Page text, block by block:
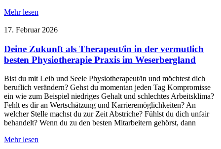
Mehr lesen
17. Februar 2026
Deine Zukunft als Therapeut/in in der vermutlich
besten Physiotherapie Praxis im Weserbergland
Bist du mit Leib und Seele Physiotherapeut/in und möchtest dich
beruflich verändern? Gehst du momentan jeden Tag Kompromisse
ein wie zum Beispiel niedriges Gehalt und schlechtes Arbeitsklima?
Fehlt es dir an Wertschätzung und Karrieremöglichkeiten? An
welcher Stelle machst du zur Zeit Abstriche? Fühlst du dich unfair
behandelt? Wenn du zu den besten Mitarbeitern gehörst, dann
Mehr lesen